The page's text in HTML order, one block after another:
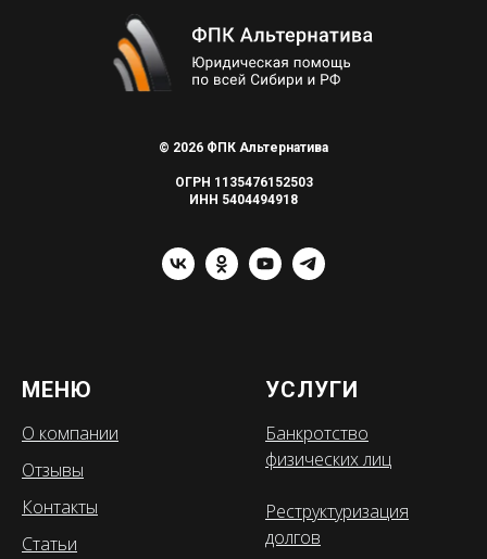
© 2026 ФПК Альтернатива
ОГРН 1135476152503
ИНН 5404494918
МЕНЮ
О компании
Отзывы
Контакты
Статьи
УСЛУГИ
Банкротство
физических лиц
Реструктуризация
долгов